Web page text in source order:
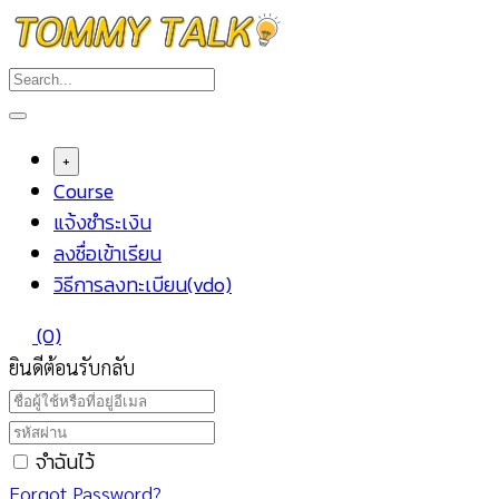
Skip
to
content
+
Course
แจ้งชำระเงิน
ลงชื่อเข้าเรียน
วิธีการลงทะเบียน(vdo)
(0)
ยินดีต้อนรับกลับ
จำฉันไว้
Forgot Password?